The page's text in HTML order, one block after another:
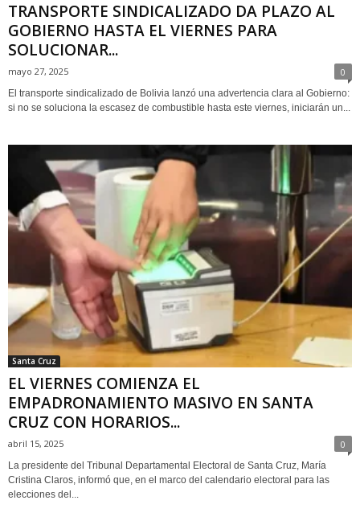
TRANSPORTE SINDICALIZADO DA PLAZO AL
GOBIERNO HASTA EL VIERNES PARA
SOLUCIONAR...
mayo 27, 2025 0
El transporte sindicalizado de Bolivia lanzó una advertencia clara al Gobierno:
si no se soluciona la escasez de combustible hasta este viernes, iniciarán un...
Santa Cruz
EL VIERNES COMIENZA EL
EMPADRONAMIENTO MASIVO EN SANTA
CRUZ CON HORARIOS...
abril 15, 2025 0
La presidente del Tribunal Departamental Electoral de Santa Cruz, María
Cristina Claros, informó que, en el marco del calendario electoral para las
elecciones del...